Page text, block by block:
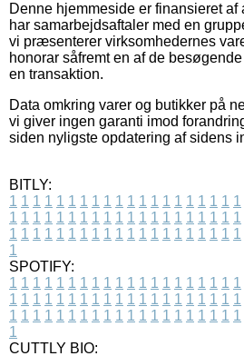
Denne hjemmeside er finansieret
har samarbejdsaftaler med en
vi præsenterer virksomhedernes
honorar såfremt en af de
en transaktion.
Data omkring varer og butikker på
vi giver ingen garanti imod
siden nyligste opdatering af sidens
BITLY:
1 1 1 1 1 1 1 1 1 1 1 1 1 1 1 1 1 1 1 1
1 1 1 1 1 1 1 1 1 1 1 1 1 1 1 1 1 1 1 1
1 1 1 1 1 1 1 1 1 1 1 1 1 1 1 1 1 1 1 1
1
SPOTIFY:
1 1 1 1 1 1 1 1 1 1 1 1 1 1 1 1 1 1 1 1
1 1 1 1 1 1 1 1 1 1 1 1 1 1 1 1 1 1 1 1
1 1 1 1 1 1 1 1 1 1 1 1 1 1 1 1 1 1 1 1
1
CUTTLY BIO: